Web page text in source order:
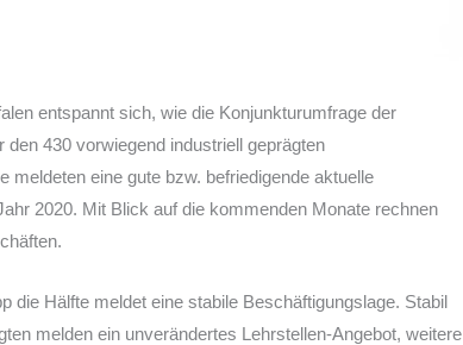
entspannt sich, wie die Konjunkturumfrage der
430 vorwiegend industriell geprägten
meldeten eine gute bzw. befriedigende aktuelle
2020. Mit Blick auf die kommenden Monate rechnen
die Hälfte meldet eine stabile Beschäftigungslage. Stabil
melden ein unverändertes Lehrstellen-Angebot, weitere